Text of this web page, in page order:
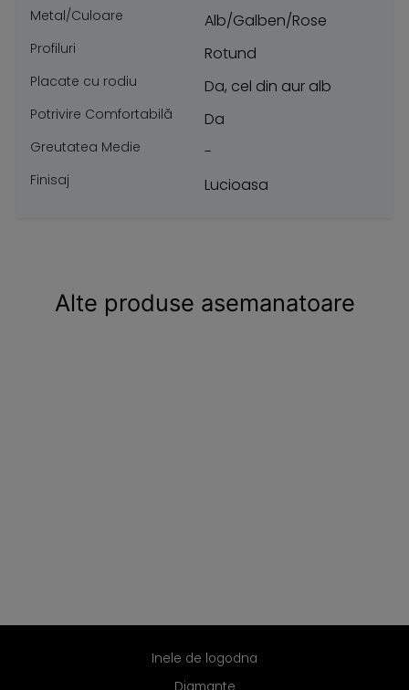
Metal/Culoare Alb/Galben/Rose
Profiluri Rotund
Placate cu rodiu Da, cel din aur alb
Potrivire Comfortabilă Da
Greutatea Medie -
Finisaj Lucioasa
Alte produse asemanatoare
Inele de logodna